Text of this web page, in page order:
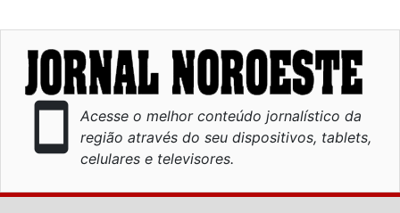
smartphone
Acesse o melhor conteúdo jornalístico da
região através do seu dispositivos, tablets,
celulares e televisores.